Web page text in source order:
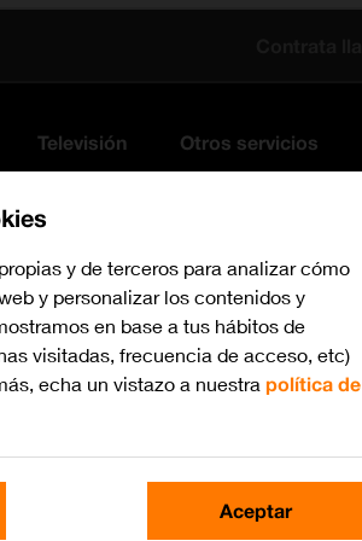
Televisión Otros servicios
Busca por problema o tema
y de terceros para analizar cómo
y personalizar los contenidos y
en base a tus hábitos de
visitadas, frecuencia de acceso, etc)
echa un vistazo a nuestra política de
Aceptar